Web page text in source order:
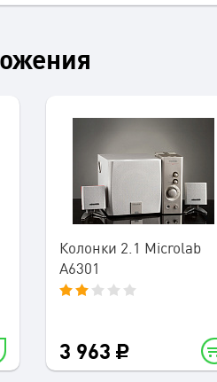
Колонки 2.1 Microlab
A6301
3 963